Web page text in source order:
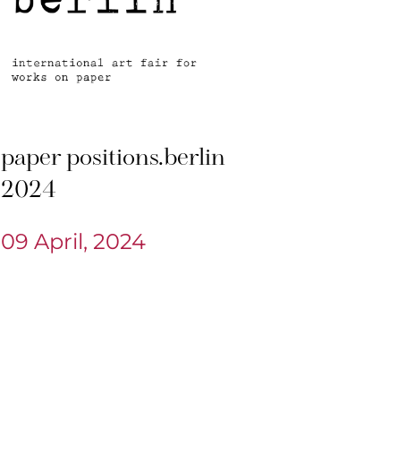
paper positions.berlin
2024
09 April, 2024